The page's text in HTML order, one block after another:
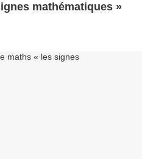
mathématiques »